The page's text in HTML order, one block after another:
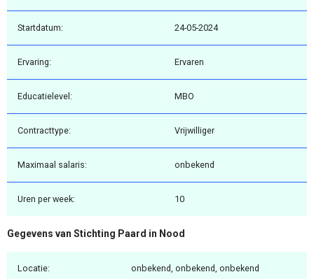
Startdatum: 24-05-2024
Ervaring: Ervaren
Educatielevel: MBO
Contracttype: Vrijwilliger
Maximaal salaris: onbekend
Uren per week: 10
Gegevens van Stichting Paard in Nood
Locatie: onbekend, onbekend, onbekend